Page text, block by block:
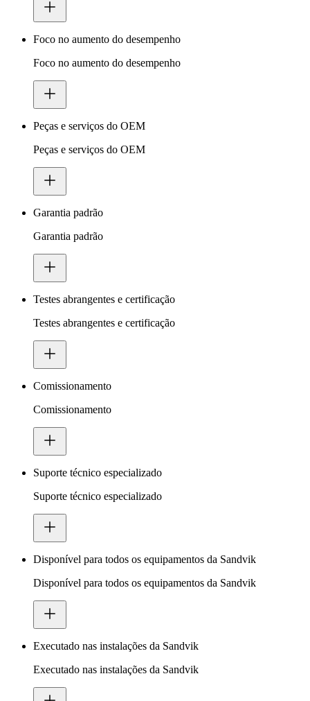
Foco no aumento do desempenho
Foco no aumento do desempenho
Peças e serviços do OEM
Peças e serviços do OEM
Garantia padrão
Garantia padrão
Testes abrangentes e certificação
Testes abrangentes e certificação
Comissionamento
Comissionamento
Suporte técnico especializado
Suporte técnico especializado
Disponível para todos os equipamentos da Sandvik
Disponível para todos os equipamentos da Sandvik
Executado nas instalações da Sandvik
Executado nas instalações da Sandvik